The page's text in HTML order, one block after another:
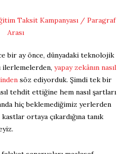
bir ay önce, dünyadaki teknolojik
ilerlemelerden, yapay zekânın nasıl
söz ediyorduk. Şimdi tek bir
tehdit ettiğine hem nasıl şartları
hiç beklemediğimiz yerlerden
ortaya çıkardığına tanık